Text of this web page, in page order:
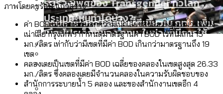
สำรวจร่างงบปี 70 ของ กทม. สำนักการ
จราจรฯ เพิ่ม 150% มีเพียง 5 เขตที่งบเพิ่ม
โดยเขตจตุจักรสูงสุด
สวนสาธารณะและพื้นที่สีเขียวใน กทม. เพิ่ม
ขึ้นและเข้าถึงได้มากน้อยแค่ไหน
ขยะมูลฝอย 2568 [ข้อมูลดิบ]
รับรองเพศของ Transgender ทั่วโลก
ประเทศไหนทำได้บ้าง?
สำรวจ Hate Speech ที่ถูกผลิตซ้ำผ่าน
วิดีโอ AI ในช่วงความขัดแย้งไทย-กัมพูชา
เมกะโปรเจ็กต์ของ กทม. ในช่วงที่มีการใช้
งบคาบเกี่ยวในยุคชัชชาติ มีอะไร ใช้งบแค่
ไหน
Future
สังคมผู้สูงอายุไทย [ข้อมูลดิบ]
Database
ภาพโดยคชรักษ์ แก้วสุราช
ค่า BOD เป็นค่าที่ใช้บอกความเน่าเสียของน้ำ ยิ่งสูงหมายถึงยิ่ง
เน่าเสีย กรุงเทพฯ กำหนดมาตรฐานค่า BOD ไว้ที่ไม่เกิน 15
มก./ลิตร เท่ากับว่ามีเขตที่มีค่า BOD เกินกว่ามาตรฐานถึง 19
เขต
คลองเตยเป็นเขตที่มีค่า BOD เฉลี่ยของคลองในเขตสูงสุด 26.33
มก./ลิตร ซึ่งคลองเตยมีจำนวนคลองในความรับผิดชอบของ
สำนักการระบายน้ำ 5 คลอง และของสำนักงานเขตอีก 4